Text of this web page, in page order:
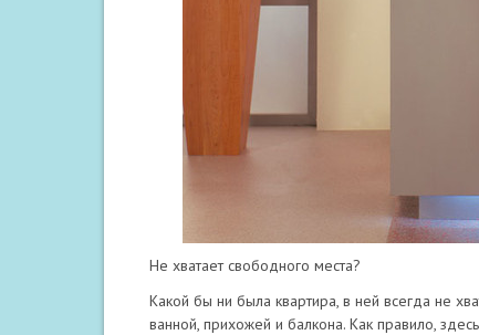
Не хватает свободного места?
Какой бы ни была квартира, в ней всегда не
ванной, прихожей и балкона. Как правило,